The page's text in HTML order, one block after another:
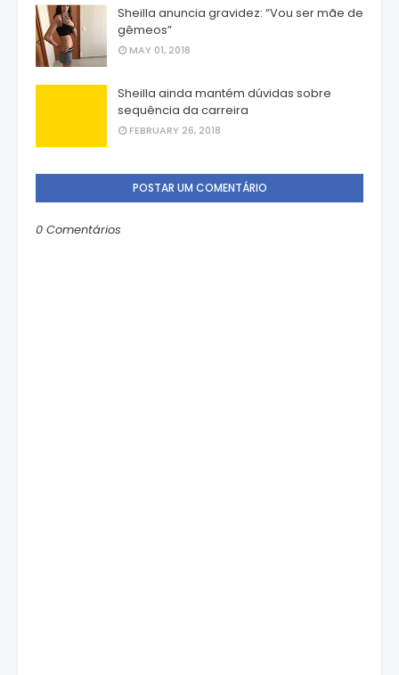
Sheilla anuncia gravidez: “Vou ser mãe de
gêmeos”
MAY 01, 2018
Sheilla ainda mantém dúvidas sobre
sequência da carreira
FEBRUARY 26, 2018
POSTAR UM COMENTÁRIO
0 Comentários